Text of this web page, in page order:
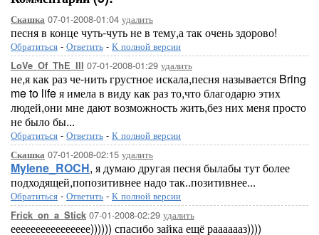
Скашка 07-01-2008-01:04 удалить
песня в конце чуть-чуть не в тему,а так очень здорово!
Обратиться - Ответить - К полной версии
LoVe_Of_ThE_Ill 07-01-2008-01:29 удалить
не,я как раз че-нить грустное искала,песня называется Bring
me to life я имела в виду как раз то,что благодарю этих
людей,они мне дают возможность жить,без них меня просто
не было бы...
Обратиться - Ответить - К полной версии
Скашка 07-01-2008-02:15 удалить
Mylene_ROCH, я думаю другая песня былабы тут более
подходящей,попозитивнее надо так..позитивнее...
Обратиться - Ответить - К полной версии
Frick_on_a_Stick 07-01-2008-02:29 удалить
ееееееееееееееее)))))) спасибо зайка ещё рааааааз))))